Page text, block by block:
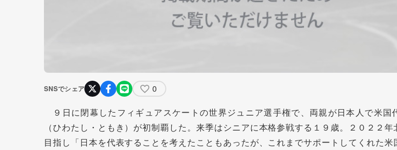
SNSでシェア 0
９日に閉幕したフィギュアスケートの世界ジュニア選手権で、両親が日本人で米国
（ひわたし・ともき）が初制覇した。来季はシニアに本格参戦する１９歳。２０２２年
目指し「日本を代表することを考えたこともあったが、これまでサポートしてくれた米